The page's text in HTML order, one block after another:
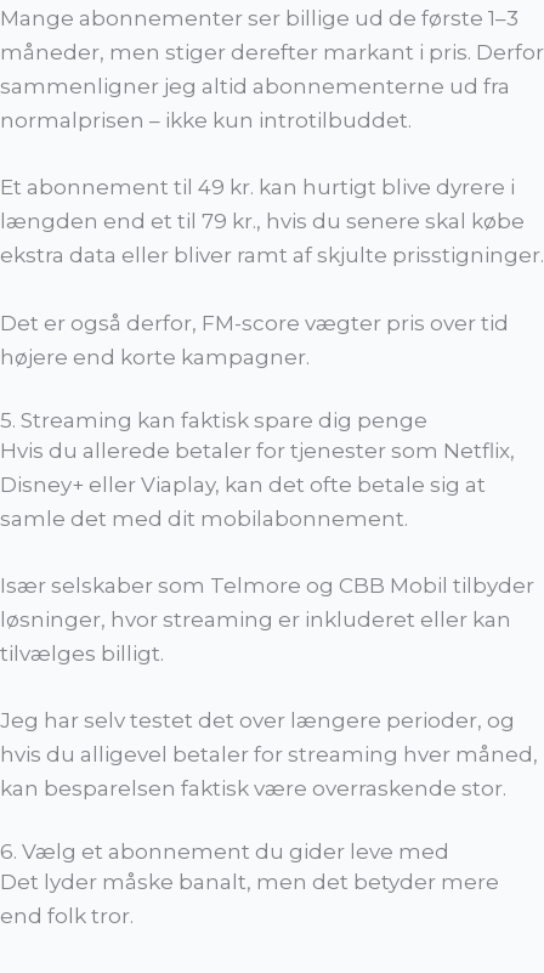
Mange abonnementer ser billige ud de første 1–3
måneder, men stiger derefter markant i pris. Derfor
sammenligner jeg altid abonnementerne ud fra
normalprisen – ikke kun introtilbuddet.
Et abonnement til 49 kr. kan hurtigt blive dyrere i
længden end et til 79 kr., hvis du senere skal købe
ekstra data eller bliver ramt af skjulte prisstigninger.
Det er også derfor, FM-score vægter pris over tid
højere end korte kampagner.
5. Streaming kan faktisk spare dig penge
Hvis du allerede betaler for tjenester som Netflix,
Disney+ eller Viaplay, kan det ofte betale sig at
samle det med dit mobilabonnement.
Især selskaber som Telmore og CBB Mobil tilbyder
løsninger, hvor streaming er inkluderet eller kan
tilvælges billigt.
Jeg har selv testet det over længere perioder, og
hvis du alligevel betaler for streaming hver måned,
kan besparelsen faktisk være overraskende stor.
6. Vælg et abonnement du gider leve med
Det lyder måske banalt, men det betyder mere
end folk tror.